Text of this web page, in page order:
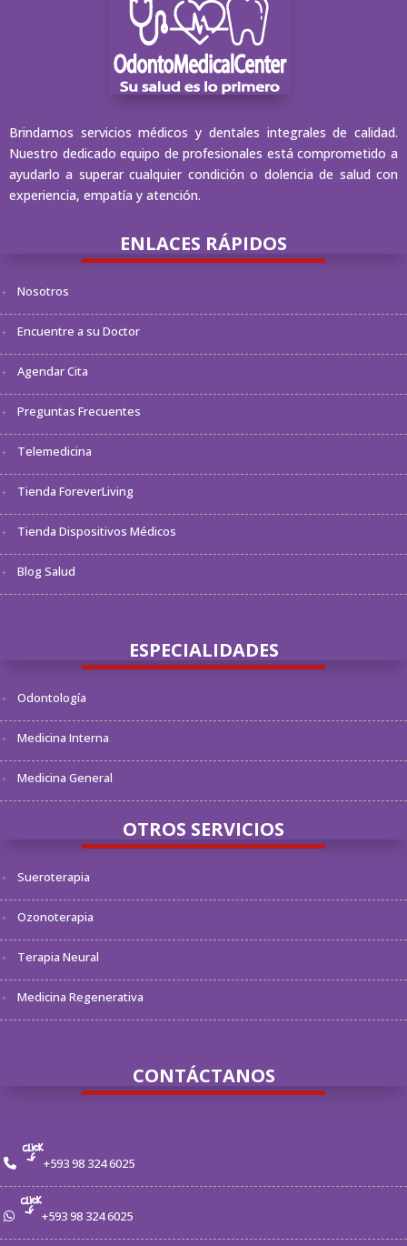
Brindamos servicios médicos y dentales integrales de calidad.
Nuestro dedicado equipo de profesionales está comprometido a
ayudarlo a superar cualquier condición o dolencia de salud con
experiencia, empatía y atención.
ENLACES RÁPIDOS
Nosotros
Encuentre a su Doctor
Agendar Cita
Preguntas Frecuentes
Telemedicina
Tienda ForeverLiving
Tienda Dispositivos Médicos
Blog Salud
ESPECIALIDADES
Odontología
Medicina Interna
Medicina General
OTROS SERVICIOS
Sueroterapia
Ozonoterapia
Terapia Neural
Medicina Regenerativa
CONTÁCTANOS
+593 98 324 6025
+593 98 324 6025